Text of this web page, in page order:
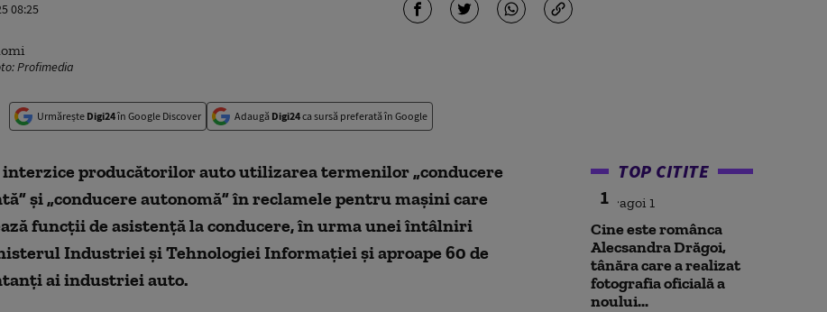
08:25
Profimedia
Urmărește Digi24în Google Discover Adaugă Digi24ca sursă preferată în Google
interzice producătorilor auto utilizarea termenilor „conducere
şi „conducere autonomă” în reclamele pentru mașini care
funcţii de asistenţă la conducere, în urma unei întâlniri
Industriei şi Tehnologiei Informaţiei şi aproape 60 de
ai industriei auto.
TOP CITITE
1
Cine este românca
Alecsandra Drăgoi,
tânăra care a realizat
fotografia oficială a
noului...